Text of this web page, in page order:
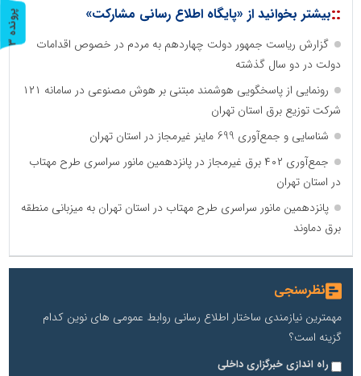
::بیشتر بخوانید از «پایگاه اطلاع رسانی مشارکت»
گزارش ریاست جمهور دولت چهاردهم به مردم در خصوص اقدامات
دولت در دو سال گذشته
رونمایی از پاسخگویی هوشمند مبتنی بر هوش مصنوعی در سامانه ۱۲۱
شرکت توزیع برق استان تهران
شناسایی و جمع‌آوری 699 ماینر غیرمجاز در استان تهران
جمع‌آوری ۴۰۲ برق غیرمجاز در پانزدهمین مانور سراسری طرح مهتاب
در استان تهران
پانزدهمین مانور سراسری طرح مهتاب در استان تهران به میزبانی منطقه
برق دماوند
نظرسنجی
مهمترین نیازمندی ساختار اطلاع رسانی روابط عمومی های نوین کدام
گزینه است؟
راه اندازی خبرگزاری داخلی
پ
ر
و
ن
د
ه
3